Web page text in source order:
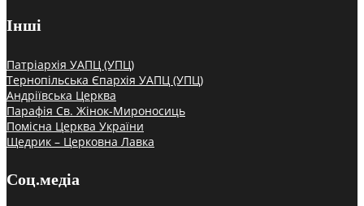
Інші
Патріархія УАПЦ (УПЦ)
Тернопільська Єпархія УАПЦ (УПЦ)
Андріївська Церква
Парафія Св. Жінок-Мироносиць
Помісна Церква України
Щедрик – Церковна Лавка
Соц.медіа